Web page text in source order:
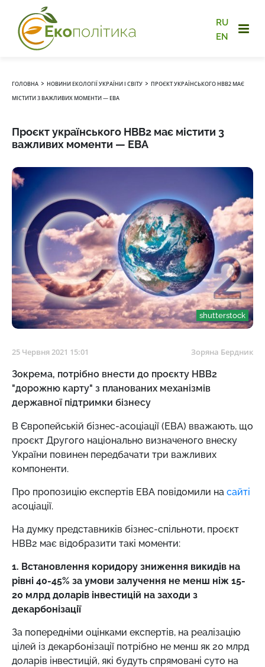
RU
EN
ГОЛОВНА › НОВИНИ ЕКОЛОГІЇ УКРАЇНИ І СВІТУ › ПРОЄКТ УКРАЇНСЬКОГО НВВ2 МАЄ
МІСТИТИ 3 ВАЖЛИВИХ МОМЕНТИ — EBA
Проєкт українського НВВ2 має містити 3
важливих моменти — EBA
shutterstock
25 Червня 2021 15:01 Зоряна Бердник
Зокрема, потрібно внести до проєкту НВВ2
"дорожню карту" з планованих механізмів
державної підтримки бізнесу
В Європейській бізнес-асоціації (EBA) вважають, що
проєкт Другого національно визначеного внеску
України повинен передбачати три важливих
компоненти.
Про пропозицію експертів EBA повідомили на сайті
асоціації.
На думку представників бізнес-спільноти, проєкт
НВВ2 має відобразити такі моменти:
1. Встановлення коридору зниження викидів на
рівні 40-45% за умови залучення не менш ніж 15-
20 млрд доларів інвестицій на заходи з
декарбонізації
За попередніми оцінками експертів, на реалізацію
цілей із декарбонізації потрібно не менш як 20 млрд
доларів інвестицій, які будуть спрямовані суто на